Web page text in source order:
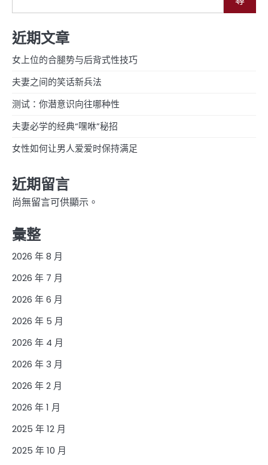
近期文章
女上位的合腿势与后背式性技巧
夫妻之间的笑话新兵法
测试：你潜意识向往哪种性
夫妻必学的经典“嘿咻”秘招
女性如何让男人爱爱时保持满足
近期留言
尚無留言可供顯示。
彙整
2026 年 8 月
2026 年 7 月
2026 年 6 月
2026 年 5 月
2026 年 4 月
2026 年 3 月
2026 年 2 月
2026 年 1 月
2025 年 12 月
2025 年 10 月